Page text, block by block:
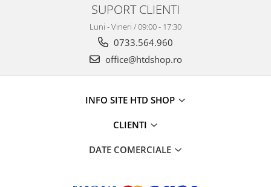
SUPORT CLIENTI
Luni - Vineri / 09:00 - 17:30
0733.564.960
office@htdshop.ro
INFO SITE HTD SHOP
CLIENTI
DATE COMERCIALE